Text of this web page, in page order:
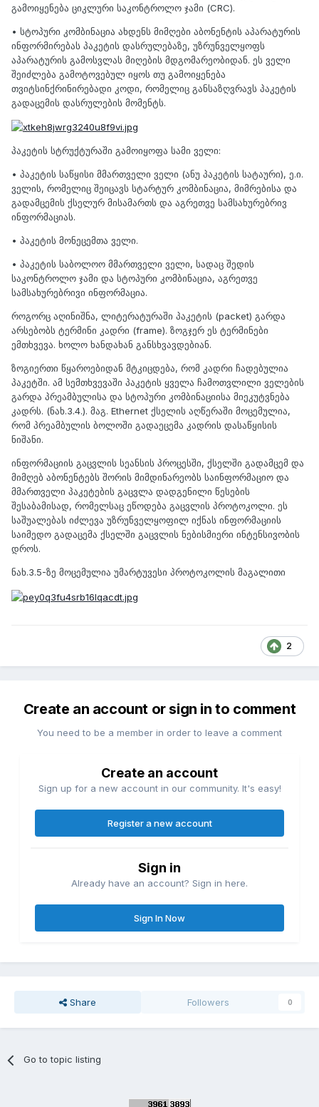
გამოიყენება ციკლური საკონტროლო ჯამი (CRC).
• სტოპური კომბინაცია ახდენს მიმღები აბონენტის აპარატურის
ინფორმირებას პაკეტის დასრულებაზე, უზრუნველყოფს
აპარატურის გამოსვლას მიღების მდგომარეობიდან. ეს ველი
შეიძლება გამოტოვებულ იყოს თუ გამოიყენება
თვიტსინქრინირებადი კოდი, რომელიც განსაზღვრავს პაკეტის
გადაცემის დასრულების მომენტს.
პაკეტის სტრუქტურაში გამოიყოფა სამი ველი:
• პაკეტის საწყისი მმართველი ველი (ანუ პაკეტის სატაური), ე.ი.
ველის, რომელიც შეიცავს სტარტურ კომბინაცია, მიმრებისა და
გადამცემის ქსელურ მისამართს და აგრეთვე სამსახურებრივ
ინფორმაციას.
• პაკეტის მონეცემთა ველი.
• პაკეტის საბოლოო მმართველი ველი, სადაც შედის
საკონტროლო ჯამი და სტოპური კომბინაცია, აგრეთვე
სამსახურებრივი ინფორმაცია.
როგორც აღინიშნა, ლიტერატურაში პაკეტის (packet) გარდა
არსებობს ტერმინი კადრი (frame). ზოგჯერ ეს ტერმინები
ემთხვევა. ხოლო ხანდახან განსხვავდებიან.
ზოგიერთი წყაროებიდან მტკიცდება, რომ კადრი ჩადებულია
პაკეტში. ამ სემთხვევაში პაკეტის ყველა ჩამოთვლილი ველების
გარდა პრეამბულისა და სტოპური კომბინაციისა მიეკუტვნება
კადრს. (ნახ.3.4.). მაგ. Ethernet ქსელის აღწერაში მოცემულია,
რომ პრეამბულის ბოლოში გადაეცემა კადრის დასაწყისის
ნიშანი.
ინფორმაციის გაცვლის სეანსის პროცესში, ქსელში გადამცემ და
მიმღებ აბონენტებს შორის მიმდინარეობს საინფორმაციო და
მმართველი პაკეტების გაცვლა დადგენილი წესების
შესაბამისად, რომელსაც ეწოდება გაცვლის პროტოკოლი. ეს
საშუალებას იძლევა უზრუნველყოფილ იქნას ინფორმაციის
საიმედო გადაცემა ქსელში გაცვლის ნებისმიერი ინტენსივობის
დროს.
ნახ.3.5-ზე მოცემულია უმარტუვესი პროტოკოლის მაგალითი
2
Create an account or sign in to comment
You need to be a member in order to leave a comment
Create an account
Sign up for a new account in our community. It's easy!
Register a new account
Sign in
Already have an account? Sign in here.
Sign In Now
Share Followers 0
Go to topic listing